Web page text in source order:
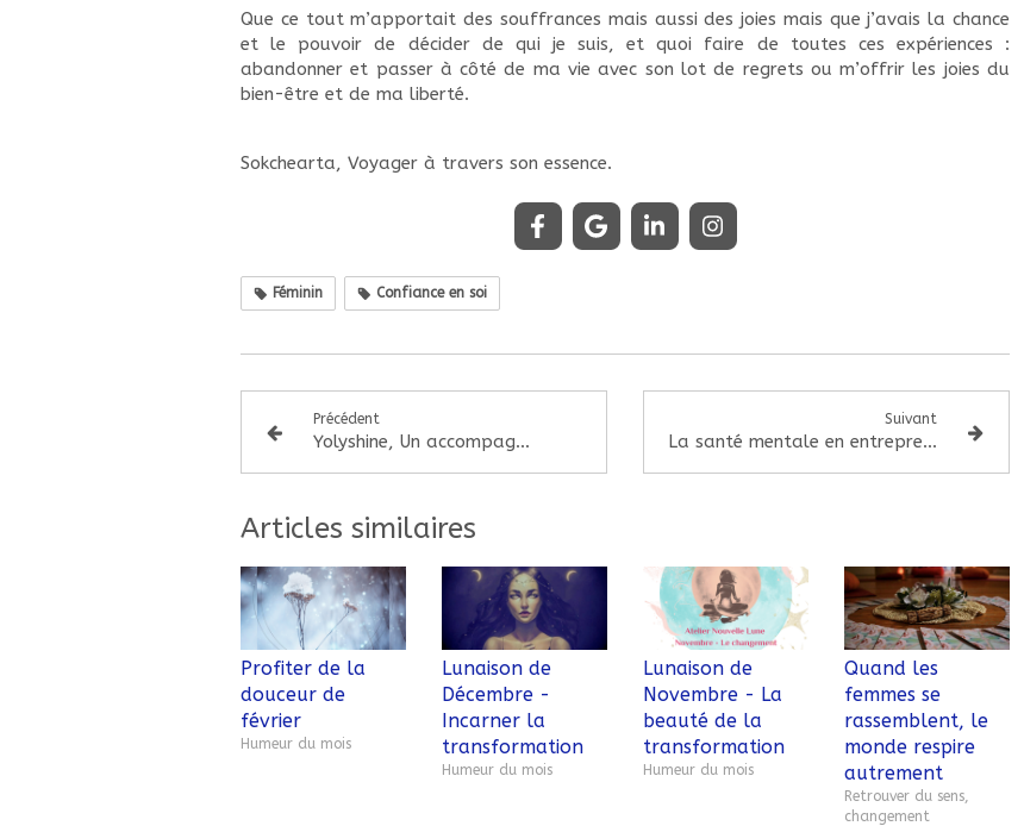
Que ce tout m’apportait des souffrances mais aussi des joies mais que j’avais la chance
et le pouvoir de décider de qui je suis, et quoi faire de toutes ces expériences :
abandonner et passer à côté de ma vie avec son lot de regrets ou m’offrir les joies du
bien-être et de ma liberté.
Sokchearta, Voyager à travers son essence.
Féminin Confiance en soi
Précédent
Yolyshine, Un accompagnement unique et féérique « Tête, cœur corps ».
Suivant
La santé mentale en entreprenariat et dans les métiers passion
Articles similaires
Profiter de la
douceur de
février
Humeur du mois
Lunaison de
Décembre -
Incarner la
transformation
Humeur du mois
Lunaison de
Novembre - La
beauté de la
transformation
Humeur du mois
Quand les
femmes se
rassemblent, le
monde respire
autrement
Retrouver du sens,
changement